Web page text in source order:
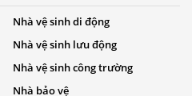
Nhà vệ sinh di động
Nhà vệ sinh lưu động
Nhà vệ sinh công trường
Nhà bảo vệ